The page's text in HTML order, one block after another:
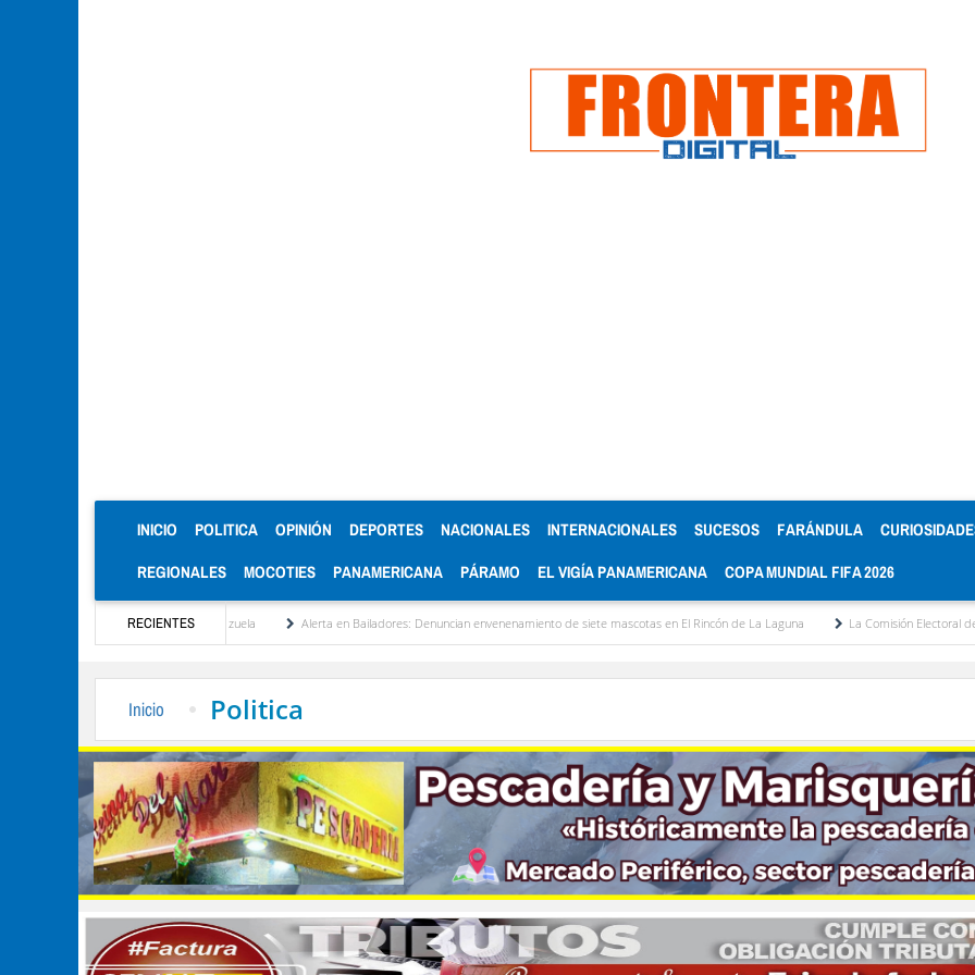
INICIO (CURRENT)
POLITICA OPINIÓN DEPORTES NACIONALES INTERNACIONALES SUCESOS FARÁNDULA
REGIONALES MOCOTIES PANAMERICANA PÁRAMO EL VIGÍA PANAMERICANA COPA MUNDIAL FIFA 2026
RECIENTES
de Venezuela Alerta en Bailadores: Denuncian envenenamiento de siete mascotas en El Rincón de La Laguna La Comisión Electoral del Colegio de
Inicio Politica